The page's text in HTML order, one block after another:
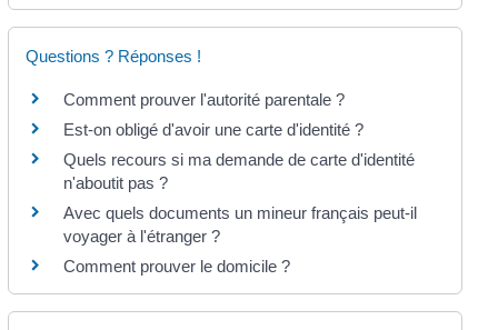
Questions ? Réponses !
Comment prouver l'autorité parentale ?
Est-on obligé d'avoir une carte d'identité ?
Quels recours si ma demande de carte d'identité
n'aboutit pas ?
Avec quels documents un mineur français peut-il
voyager à l'étranger ?
Comment prouver le domicile ?